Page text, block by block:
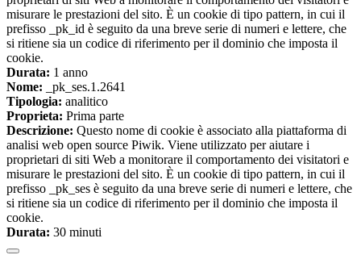
misurare le prestazioni del sito. È un cookie di tipo pattern, in cui il
prefisso _pk_id è seguito da una breve serie di numeri e lettere, che
si ritiene sia un codice di riferimento per il dominio che imposta il
cookie.
Durata: 1 anno
Nome: _pk_ses.1.2641
Tipologia: analitico
Proprieta: Prima parte
Descrizione: Questo nome di cookie è associato alla piattaforma di
analisi web open source Piwik. Viene utilizzato per aiutare i
proprietari di siti Web a monitorare il comportamento dei visitatori e
misurare le prestazioni del sito. È un cookie di tipo pattern, in cui il
prefisso _pk_ses è seguito da una breve serie di numeri e lettere, che
si ritiene sia un codice di riferimento per il dominio che imposta il
cookie.
Durata: 30 minuti